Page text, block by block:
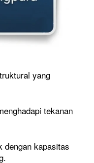
yang
tekanan
dengan kapasitas